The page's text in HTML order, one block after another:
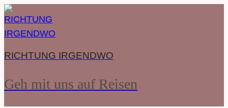
Zum
Inhalt
springen
RICHTUNG IRGENDWO
Geh mit uns auf Reisen